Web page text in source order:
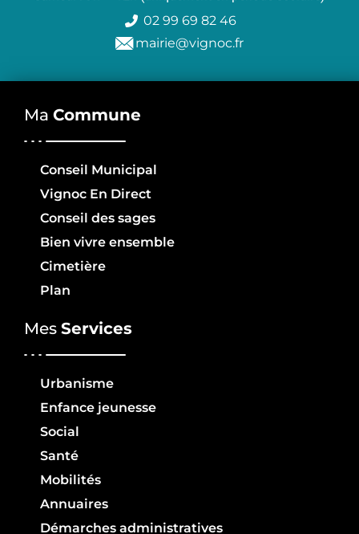
02 99 69 82 46
mairie@vignoc.fr
Ma Commune
Conseil Municipal
Vignoc En Direct
Conseil des sages
Bien vivre ensemble
Cimetière
Plan
Mes Services
Urbanisme
Enfance jeunesse
Social
Santé
Mobilités
Annuaires
Démarches administratives